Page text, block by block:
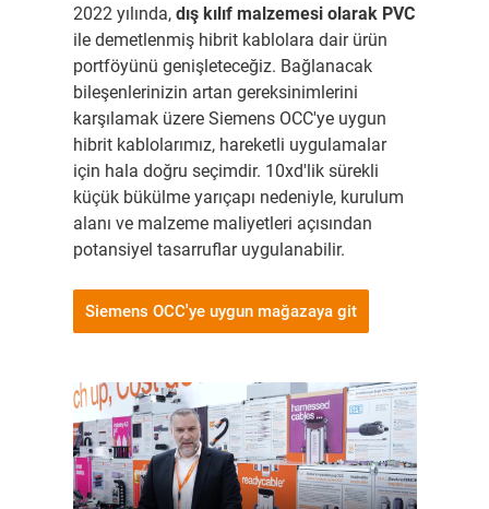
2022 yılında, dış kılıf malzemesi olarak PVC
ile demetlenmiş hibrit kablolara dair ürün
portföyünü genişleteceğiz. Bağlanacak
bileşenlerinizin artan gereksinimlerini
karşılamak üzere Siemens OCC'ye uygun
hibrit kablolarımız, hareketli uygulamalar
için hala doğru seçimdir. 10xd'lik sürekli
küçük bükülme yarıçapı nedeniyle, kurulum
alanı ve malzeme maliyetleri açısından
potansiyel tasarruflar uygulanabilir.
Siemens OCC'ye uygun mağazaya git